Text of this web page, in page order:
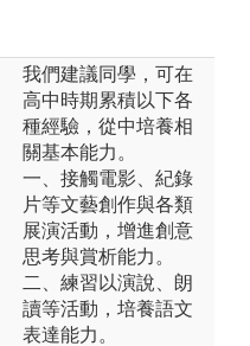
我們建議同學，可在
高中時期累積以下各
種經驗，從中培養相
關基本能力。
一、接觸電影、紀錄
片等文藝創作與各類
展演活動，增進創意
思考與賞析能力。
二、練習以演說、朗
讀等活動，培養語文
表達能力。